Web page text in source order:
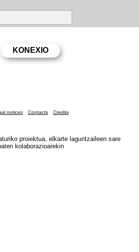
notices Contacts Credits
proiektua, elkarte laguntzaileen sare
kolaborazioarekin